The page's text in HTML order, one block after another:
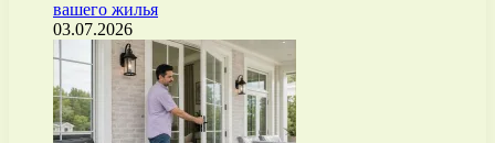
вашего жилья
03.07.2026